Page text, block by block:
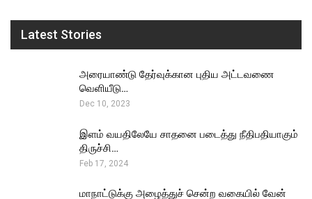
Latest Stories
அரையாண்டு தேர்வுக்கான புதிய அட்டவணை
வெளியீடு…
Dec 10, 2023
இளம் வயதிலேயே சாதனை படைத்து நீதிபதியாகும்
திருச்சி…
Feb 17, 2024
மாநாட்டுக்கு அழைத்துச் சென்ற வகையில் வேன்